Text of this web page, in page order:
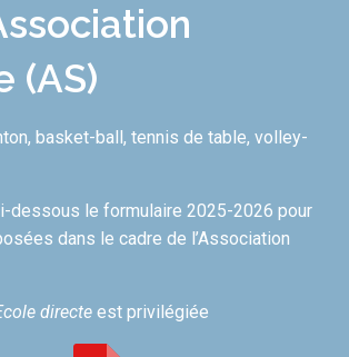
(AS)
basket-ball, tennis de table, volley-
dessous le formulaire 2025-2026 pour
dans le cadre de l’Association
directe est privilégiée